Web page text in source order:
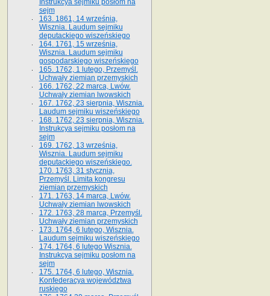
Instrukcya sejmiku posłom na
sejm
163. 1861, 14 września,
Wisznia. Laudum sejmiku
deputackiego wiszeńskiego
164. 1761, 15 września,
Wisznia. Laudum sejmiku
gospodarskiego wiszeńskiego
165. 1762, 1 lutego, Przemyśl.
Uchwały ziemian przemyskich
166. 1762, 22 marca, Lwów.
Uchwały ziemian lwowskich
167. 1762, 23 sierpnia, Wisznia.
Laudum sejmiku wiszeńskiego
168. 1762, 23 sierpnia, Wisznia.
Instrukcya sejmiku posłom na
sejm
169. 1762, 13 września,
Wisznia. Laudum sejmiku
deputackiego wiszeńskiego.
170. 1763, 31 stycznia,
Przemyśl. Limita kongresu
ziemian przemyskich
171. 1763, 14 marca, Lwów.
Uchwały ziemian lwowskich
172. 1763, 28 marca, Przemyśl.
Uchwały ziemian przemyskich
173. 1764, 6 lutego, Wisznia.
Laudum sejmiku wiszeńskiego
174. 1764, 6 lutego Wisznia.
Instrukcya sejmiku posłom na
sejm
175. 1764, 6 lutego, Wisznia.
Konfederacya województwa
ruskiego